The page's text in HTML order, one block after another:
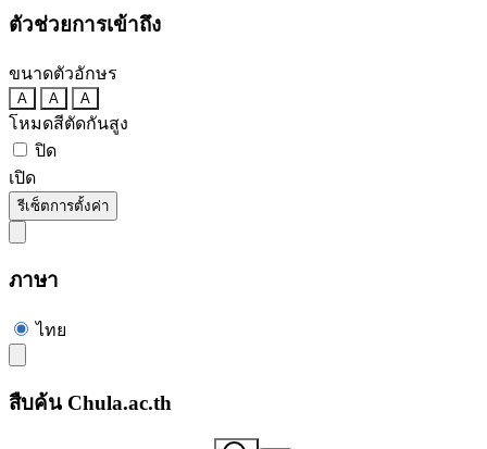
ตัวช่วยการเข้าถึง
ขนาดตัวอักษร
A A A
โหมดสีตัดกันสูง
ปิด
เปิด
รีเซ็ตการตั้งค่า
ภาษา
ไทย
สืบค้น Chula.ac.th